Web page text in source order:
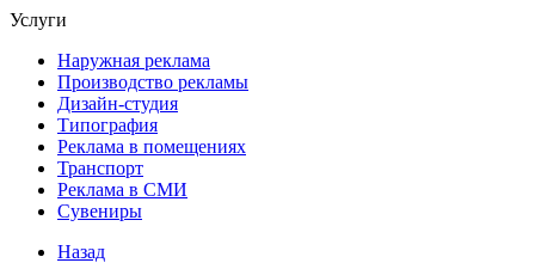
Услуги
Наружная реклама
Производство рекламы
Дизайн-студия
Типография
Реклама в помещениях
Транспорт
Реклама в СМИ
Сувениры
Назад